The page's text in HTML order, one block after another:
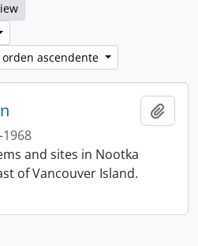
ascendente
1968
and sites in Nootka
of Vancouver Island.